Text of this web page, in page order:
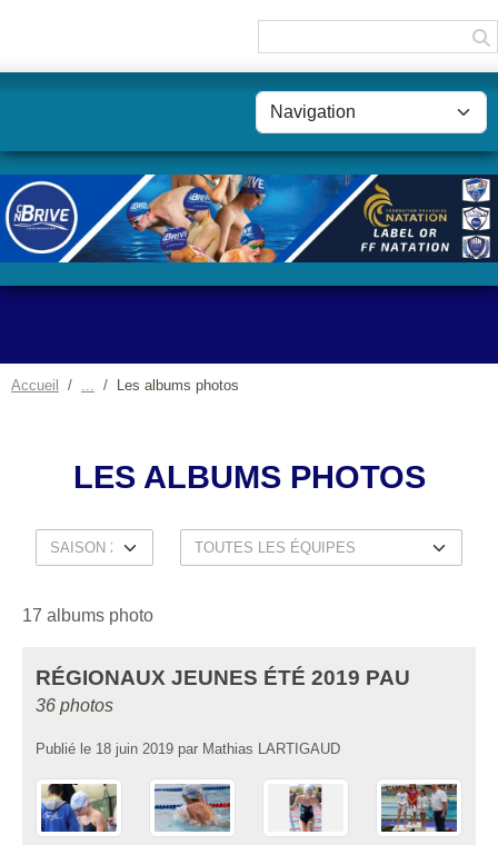
Accueil Les albums photos
LES ALBUMS PHOTOS
17 albums photo
RÉGIONAUX JEUNES ÉTÉ 2019 PAU
36 photos
Publié le 18 juin 2019 par Mathias LARTIGAUD